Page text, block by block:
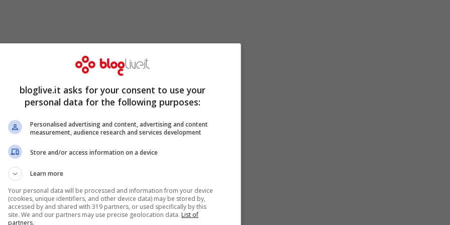
l’
Epicentro Prada di Broadway
tale spessore è stato trasformato in un
Peng Young e Sarah Harris
dei manoscritti scelti per la pubblicazione
la creatività. Un modo per stimolare la
di chi ha
bloglive.it asks for your consent to use your
personal data for the following purposes:
Personalised advertising and content, advertising and content
measurement, audience research and services development
Store and/or access information on a device
Learn more
Your personal data will be processed and information from your device
(cookies, unique identifiers, and other device data) may be stored by,
accessed by and shared with 319 partners, or used specifically by this
site. We and our partners may use precise geolocation data. List of
partners.